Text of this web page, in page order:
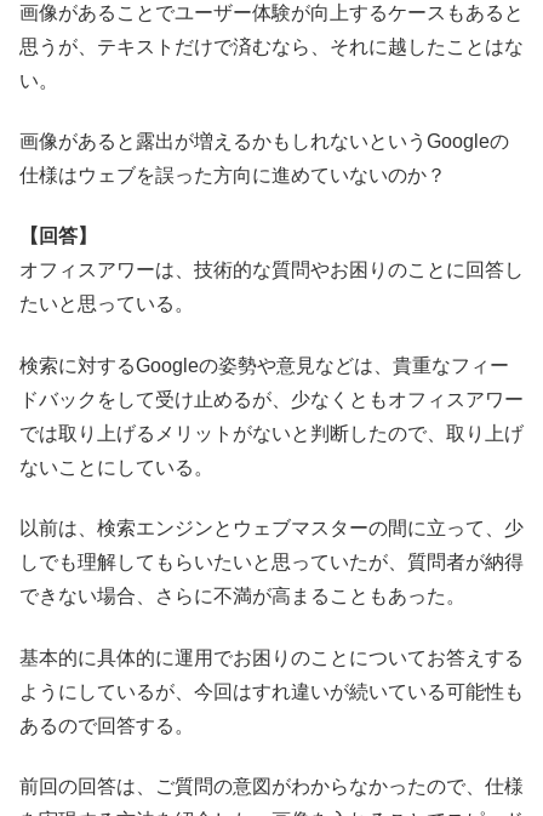
画像があることでユーザー体験が向上するケースもあると
思うが、テキストだけで済むなら、それに越したことはな
い。
画像があると露出が増えるかもしれないというGoogleの
仕様はウェブを誤った方向に進めていないのか？
【回答】
オフィスアワーは、技術的な質問やお困りのことに回答し
たいと思っている。
検索に対するGoogleの姿勢や意見などは、貴重なフィー
ドバックをして受け止めるが、少なくともオフィスアワー
では取り上げるメリットがないと判断したので、取り上げ
ないことにしている。
以前は、検索エンジンとウェブマスターの間に立って、少
しでも理解してもらいたいと思っていたが、質問者が納得
できない場合、さらに不満が高まることもあった。
基本的に具体的に運用でお困りのことについてお答えする
ようにしているが、今回はすれ違いが続いている可能性も
あるので回答する。
前回の回答は、ご質問の意図がわからなかったので、仕様